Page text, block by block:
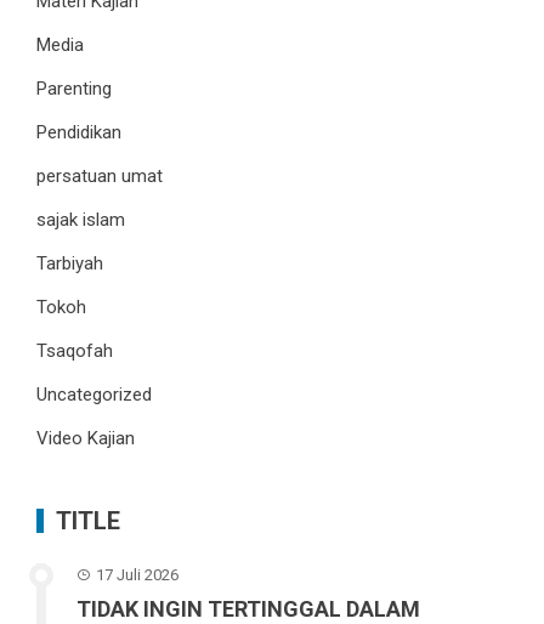
Media
Parenting
Pendidikan
persatuan umat
sajak islam
Tarbiyah
Tokoh
Tsaqofah
Uncategorized
Video Kajian
TITLE
17 Juli 2026
TIDAK INGIN TERTINGGAL DALAM